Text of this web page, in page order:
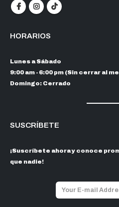
HORARIOS
Lunes a Sábado
9:00 am - 6:00 pm (Sin cerrar al
Domingo: Cerrado
SUSCRÍBETE
¡Suscríbete ahora y conoce
que nadie!